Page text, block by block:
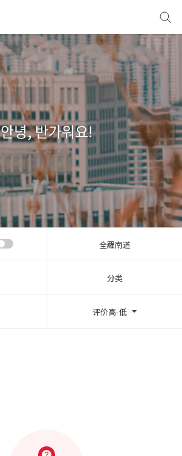
안녕, 반가워요!
全羅南道
分类
评价高-低